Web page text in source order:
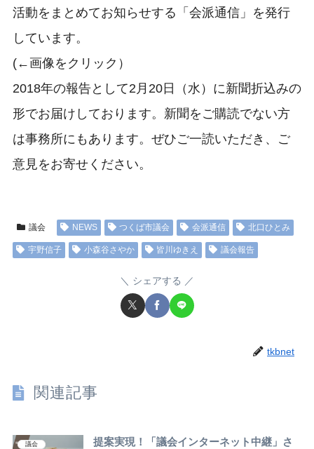
活動をまとめてお知らせする「会派通信」を発行
しています。
(←画像をクリック）
2018年の報告として2月20日（水）に新聞折込みの
形でお届けしております。新聞をご購読でない方
は事務所にもあります。ぜひご一読いただき、ご
意見をお寄せください。
議会 NEWS つくば市議会 会派通信 北口ひとみ
宇野信子 小森谷さやか 皆川ゆきえ 議会報告
シェアする
tkbnet
関連記事
議会
提案実現！「議会インターネット中継」さ